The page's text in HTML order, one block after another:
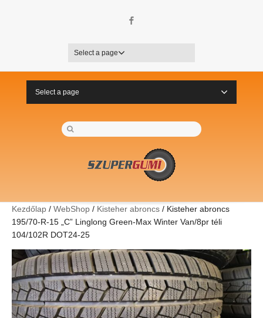
Select a page
Select a page
Kezdőlap / WebShop / Kisteher abroncs / Kisteher abroncs
195/70-R-15 „C” Linglong Green-Max Winter Van/8pr téli
104/102R DOT24-25